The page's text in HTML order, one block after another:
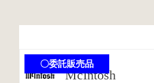
McIntosh
〇委託販売品